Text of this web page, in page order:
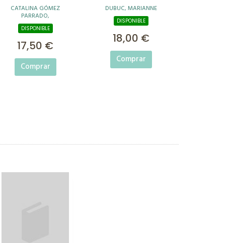
CATALINA GÓMEZ
PARRADO,
DISPONIBLE
17,50 €
Comprar
DUBUC, MARIANNE
DISPONIBLE
18,00 €
Comprar